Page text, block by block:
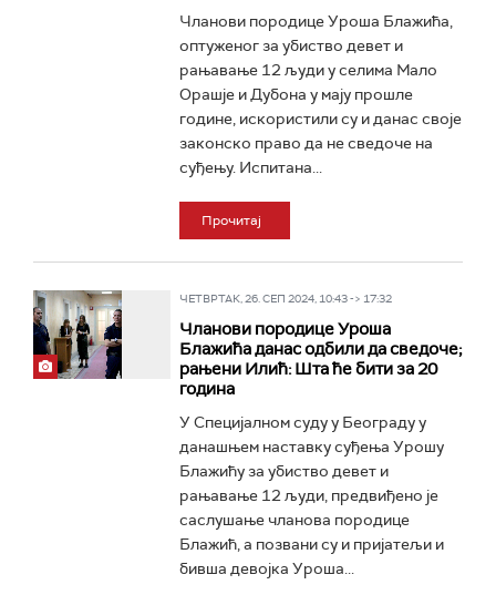
Чланови породице Уроша Блажића,
оптуженог за убиство девет и
рањавање 12 људи у селима Мало
Орашје и Дубона у мају прошле
године, искористили су и данас своје
законско право да не сведоче на
суђењу. Испитана...
Прочитај
ЧЕТВРТАК, 26. СЕП 2024, 10:43 -> 17:32
Чланови породице Уроша
Блажића данас одбили да сведоче;
рањени Илић: Шта ће бити за 20
година
У Специјалном суду у Београду у
данашњем наставку суђења Урошу
Блажићу за убиство девет и
рањавање 12 људи, предвиђено је
саслушање чланова породице
Блажић, а позвани су и пријатељи и
бивша девојка Уроша...